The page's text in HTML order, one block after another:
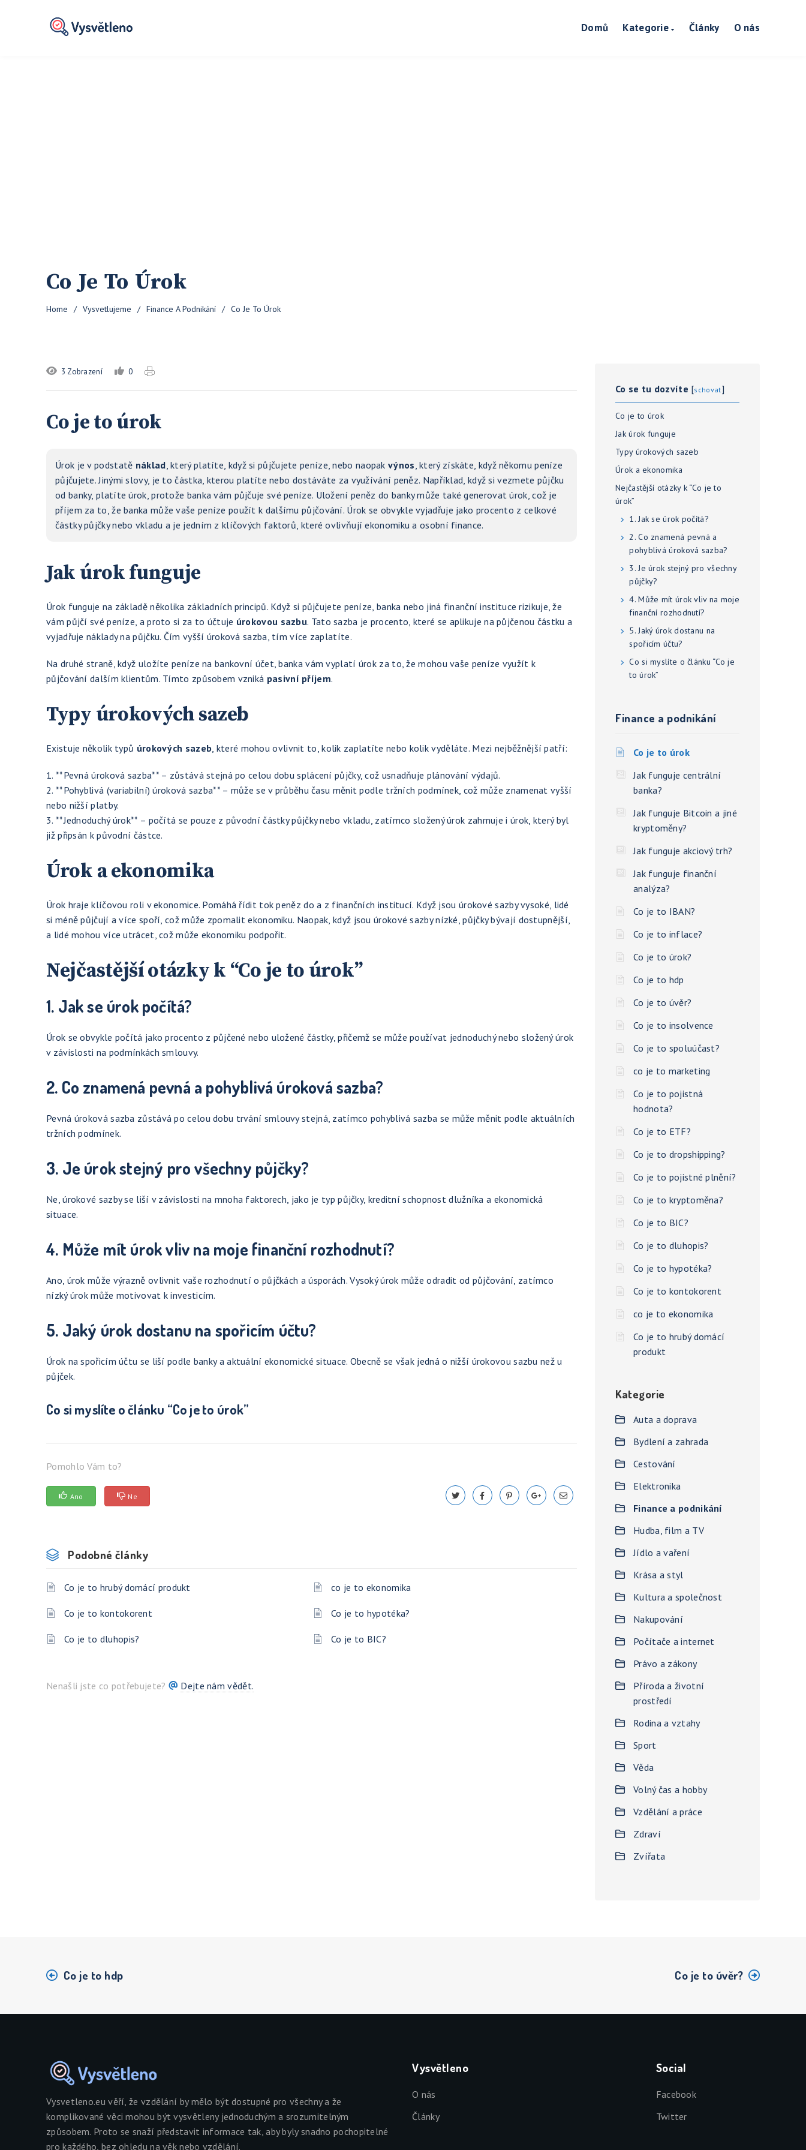
Domů Kategorie Články O nás
Co Je To Úrok
Home / Vysvetlujeme / Finance A Podnikání / Co Je To Úrok
3 Zobrazení 0
Co je to úrok
Úrok je v podstatě náklad, který platíte, když si půjčujete peníze, nebo naopakvýnos, který získáte, když někomu peníze
půjčujete. Jinými slovy, je to částka, kterou platíte nebo dostáváte za využívání peněz. Například, když si vezmete půjčku
od banky, platíte úrok, protože banka vám půjčuje své peníze. Uložení peněz do banky může také generovat úrok, což je
příjem za to, že banka může vaše peníze použít k dalšímu půjčování. Úrok se obvykle vyjadřuje jako procento z celkové
částky půjčky nebo vkladu a je jedním z klíčových faktorů, které ovlivňují ekonomiku a osobní finance.
Jak úrok funguje
Úrok funguje na základě několika základních principů. Když si půjčujete peníze, banka nebo jiná finanční instituce rizikuje, že
vám půjčí své peníze, a proto si za to účtuje úrokovou sazbu. Tato sazba je procento, které se aplikuje na půjčenou částku a
vyjadřuje náklady na půjčku. Čím vyšší úroková sazba, tím více zaplatíte.
Na druhé straně, když uložíte peníze na bankovní účet, banka vám vyplatí úrok za to, že mohou vaše peníze využít k
půjčování dalším klientům. Tímto způsobem vzniká pasivní příjem.
Typy úrokových sazeb
Existuje několik typů úrokových sazeb, které mohou ovlivnit to, kolik zaplatíte nebo kolik vyděláte. Mezi nejběžnější patří:
1. **Pevná úroková sazba** – zůstává stejná po celou dobu splácení půjčky, což usnadňuje plánování výdajů.
2. **Pohyblivá (variabilní) úroková sazba** – může se v průběhu času měnit podle tržních podmínek, což může znamenat vyšší
nebo nižší platby.
3. **Jednoduchý úrok** – počítá se pouze z původní částky půjčky nebo vkladu, zatímco složený úrok zahrnuje i úrok, který byl
již připsán k původní částce.
Úrok a ekonomika
Úrok hraje klíčovou roli v ekonomice. Pomáhá řídit tok peněz do a z finančních institucí. Když jsou úrokové sazby vysoké, lidé
si méně půjčují a více spoří, což může zpomalit ekonomiku. Naopak, když jsou úrokové sazby nízké, půjčky bývají dostupnější,
a lidé mohou více utrácet, což může ekonomiku podpořit.
Nejčastější otázky k “Co je to úrok”
1. Jak se úrok počítá?
Úrok se obvykle počítá jako procento z půjčené nebo uložené částky, přičemž se může používat jednoduchý nebo složený úrok
v závislosti na podmínkách smlouvy.
2. Co znamená pevná a pohyblivá úroková sazba?
Pevná úroková sazba zůstává po celou dobu trvání smlouvy stejná, zatímco pohyblivá sazba se může měnit podle aktuálních
tržních podmínek.
3. Je úrok stejný pro všechny půjčky?
Ne, úrokové sazby se liší v závislosti na mnoha faktorech, jako je typ půjčky, kreditní schopnost dlužníka a ekonomická
situace.
4. Může mít úrok vliv na moje finanční rozhodnutí?
Ano, úrok může výrazně ovlivnit vaše rozhodnutí o půjčkách a úsporách. Vysoký úrok může odradit od půjčování, zatímco
nízký úrok může motivovat k investicím.
5. Jaký úrok dostanu na spořicím účtu?
Úrok na spořicím účtu se liší podle banky a aktuální ekonomické situace. Obecně se však jedná o nižší úrokovou sazbu než u
půjček.
Co si myslíte o článku “Co je to úrok”
Pomohlo Vám to?
Ano Ne
Podobné články
Co je to hrubý domácí produkt co je to ekonomika
Co je to kontokorent Co je to hypotéka?
Co je to dluhopis? Co je to BIC?
Nenašli jste co potřebujete? Dejte nám vědět.
Co se tu dozvíte [schovat]
Co je to úrok
Jak úrok funguje
Typy úrokových sazeb
Úrok a ekonomika
Nejčastější otázky k “Co je to
úrok”
1. Jak se úrok počítá?
2. Co znamená pevná a
pohyblivá úroková sazba?
3. Je úrok stejný pro všechny
půjčky?
4. Může mít úrok vliv na moje
finanční rozhodnutí?
5. Jaký úrok dostanu na
spořicím účtu?
Co si myslíte o článku “Co je
to úrok”
Finance a podnikání
Co je to úrok
Jak funguje centrální
banka?
Jak funguje Bitcoin a jiné
kryptoměny?
Jak funguje akciový trh?
Jak funguje finanční
analýza?
Co je to IBAN?
Co je to inflace?
Co je to úrok?
Co je to hdp
Co je to úvěr?
Co je to insolvence
Co je to spoluúčast?
co je to marketing
Co je to pojistná
hodnota?
Co je to ETF?
Co je to dropshipping?
Co je to pojistné plnění?
Co je to kryptoměna?
Co je to BIC?
Co je to dluhopis?
Co je to hypotéka?
Co je to kontokorent
co je to ekonomika
Co je to hrubý domácí
produkt
Kategorie
Auta a doprava
Bydlení a zahrada
Cestování
Elektronika
Finance a podnikání
Hudba, film a TV
Jídlo a vaření
Krása a styl
Kultura a společnost
Nakupování
Počítače a internet
Právo a zákony
Příroda a životní
prostředí
Rodina a vztahy
Sport
Věda
Volný čas a hobby
Vzdělání a práce
Zdraví
Zvířata
Co je to hdp Co je to úvěr?
Vysvetleno.eu věří, že vzdělání by mělo být dostupné pro všechny a že
komplikované věci mohou být vysvětleny jednoduchým a srozumitelným
způsobem. Proto se snaží představit informace tak, aby byly snadno pochopitelné
pro každého, bez ohledu na věk nebo vzdělání.
Vysvětleno
O nás
Články
Social
Facebook
Twitter